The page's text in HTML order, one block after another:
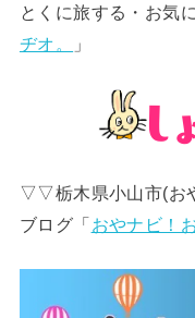
とくに旅する・お気
ヂオ。
」
▽▽栃木県小山市(お
ブログ「おやナビ！